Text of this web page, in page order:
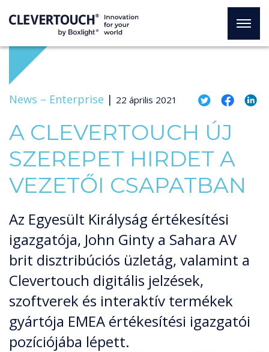
News – Enterprise | 22 április 2021
A CLEVERTOUCH ÚJ
SZEREPET HIRDET A
VEZETŐI CSAPATBAN
Az Egyesült Királyság értékesítési
igazgatója, John Ginty a Sahara AV
brit disztribúciós üzletág, valamint a
Clevertouch digitális jelzések,
szoftverek és interaktív termékek
gyártója EMEA értékesítési igazgatói
pozíciójába lépett.